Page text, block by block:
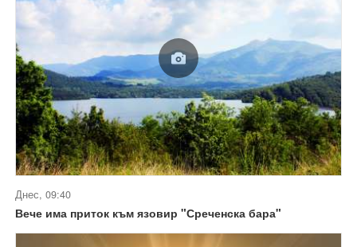
Днес, 09:40
Вече има приток към язовир "Среченска бара"